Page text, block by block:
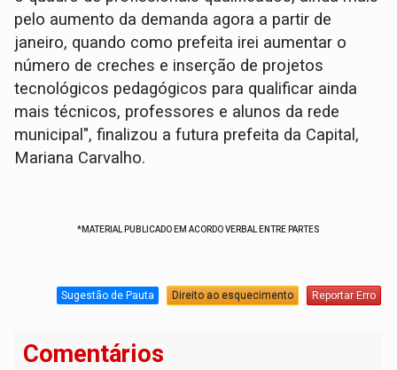
pelo aumento da demanda agora a partir de
janeiro, quando como prefeita irei aumentar o
número de creches e inserção de projetos
tecnológicos pedagógicos para qualificar ainda
mais técnicos, professores e alunos da rede
municipal", finalizou a futura prefeita da Capital,
Mariana Carvalho.
*MATERIAL PUBLICADO EM ACORDO VERBAL ENTRE PARTES
Sugestão de Pauta Direito ao esquecimento Reportar Erro
Comentários